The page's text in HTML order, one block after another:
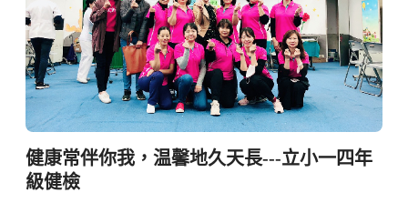
健康常伴你我，温馨地久天長---立小一四年
級健檢